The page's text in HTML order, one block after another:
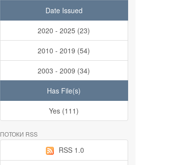
Date Issued
2020 - 2025 (23)
2010 - 2019 (54)
2003 - 2009 (34)
Has File(s)
Yes (111)
ПОТОКИ RSS
RSS 1.0